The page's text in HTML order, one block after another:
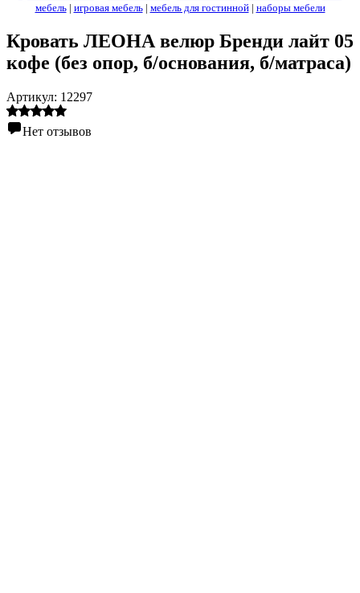
мебель| игровая мебель| мебель для гостинной| наборы мебели
Кровать ЛЕОНА велюр Бренди лайт 05
кофе (без опор, б/основания, б/матраса)
Артикул: 12297
Нет отзывов